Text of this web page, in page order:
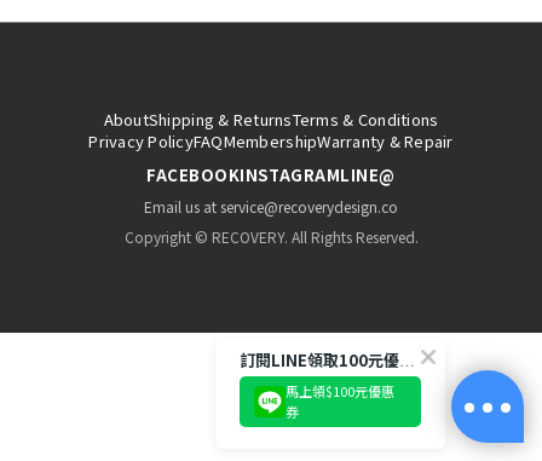
立即購買
AboutShipping & ReturnsTerms & Conditions
Privacy PolicyFAQMembershipWarranty & Repair
FACEBOOKINSTAGRAMLINE@
Email us at service@recoverydesign.co
Copyright © RECOVERY. All Rights Reserved.
訂閱LINE領取100元優惠券!
馬上領$100元優惠
券